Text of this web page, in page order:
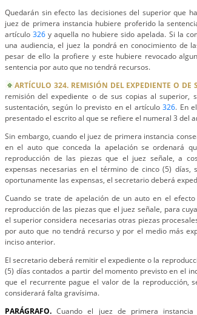
Quedarán sin efecto las decisiones del superior que
juez de primera instancia hubiere proferido la
artículo326 y aquella no hubiere sido apelada. Si la
una audiencia, el juez la pondrá en conocimiento de
pesar de ello la profiere y este hubiere revocado
sentencia por auto que no tendrá recursos.
ARTÍCULO 324. REMISIÓN DEL EXPEDIENTE O DE
remisión del expediente o de sus copias al
sustentación, según lo previsto en el artículo326. En
presentado el escrito al que se refiere el numeral 3 del
Sin embargo, cuando el juez de primera instancia
en el auto que conceda la apelación se ordenará
reproducción de las piezas que el juez señale, a
expensas necesarias en el término de cinco (5) días,
oportunamente las expensas, el secretario deberá
Cuando se trate de apelación de un auto en el
reproducción de las piezas que el juez señale, para
el superior considera necesarias otras piezas
por auto que no tendrá recurso y por el medio más
inciso anterior.
El secretario deberá remitir el expediente o la
(5) días contados a partir del momento previsto en el
que el recurrente pague el valor de la reproducción,
considerará falta gravísima.
PARÁGRAFO. Cuando el juez de primera